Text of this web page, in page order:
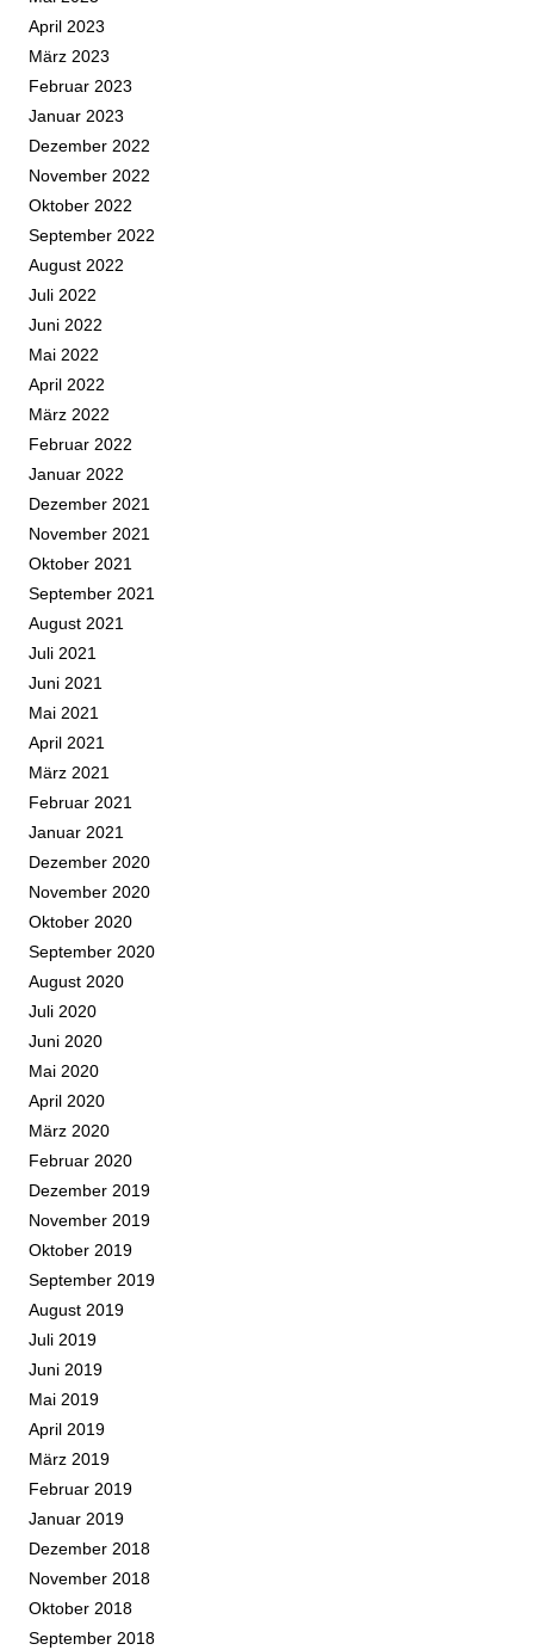
April 2023
März 2023
Februar 2023
Januar 2023
Dezember 2022
November 2022
Oktober 2022
September 2022
August 2022
Juli 2022
Juni 2022
Mai 2022
April 2022
März 2022
Februar 2022
Januar 2022
Dezember 2021
November 2021
Oktober 2021
September 2021
August 2021
Juli 2021
Juni 2021
Mai 2021
April 2021
März 2021
Februar 2021
Januar 2021
Dezember 2020
November 2020
Oktober 2020
September 2020
August 2020
Juli 2020
Juni 2020
Mai 2020
April 2020
März 2020
Februar 2020
Dezember 2019
November 2019
Oktober 2019
September 2019
August 2019
Juli 2019
Juni 2019
Mai 2019
April 2019
März 2019
Februar 2019
Januar 2019
Dezember 2018
November 2018
Oktober 2018
September 2018